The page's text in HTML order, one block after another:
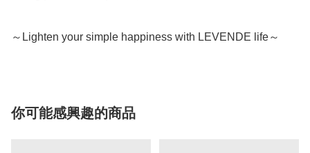
～Lighten your simple happiness with LEVENDE life～
你可能感興趣的商品